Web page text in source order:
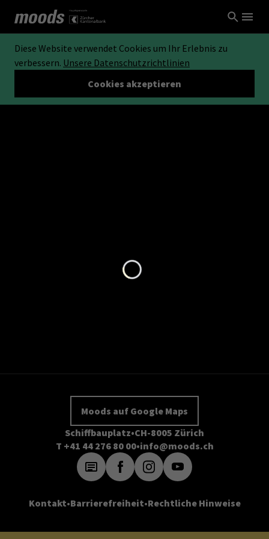
Diese Website verwendet Cookies um Ihr Erlebnis zu
verbessern. Unsere Datenschutzrichtlinien
Cookies akzeptieren
Moods auf Google Maps
Schiffbauplatz CH-8005 Zürich
T +41 44 276 80 00 info@moods.ch
Kontakt Barrierefreiheit Rechtliche Hinweise